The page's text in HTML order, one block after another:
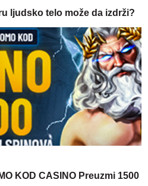
ljudsko telo može da izdrži?
KOD CASINO Preuzmi 1500